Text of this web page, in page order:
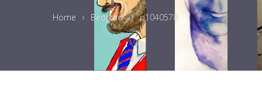
Home Beograd p1040578